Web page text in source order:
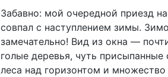
Забавно: мой очередной приезд
совпал с наступлением зимы.
замечательно! Вид из окна —
голые деревья, чуть присыпанные
леса над горизонтом и